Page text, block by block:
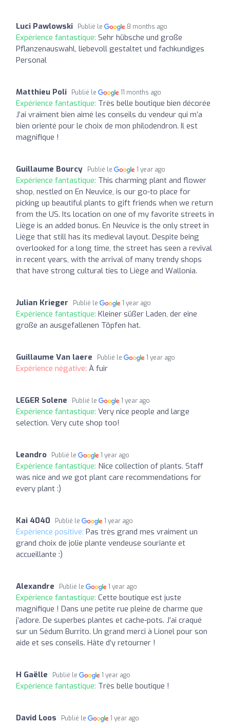
Luci Pawlowski Publié le 8 months ago
Expérience fantastique: Sehr hübsche und große
Pflanzenauswahl, liebevoll gestaltet und fachkundiges
Personal
Matthieu Poli Publié le 11 months ago
Expérience fantastique: Très belle boutique bien décorée
J’ai vraiment bien aimé les conseils du vendeur qui m’a
bien orienté pour le choix de mon philodendron. Il est
magnifique !
Guillaume Bourcy Publié le 1 year ago
Expérience fantastique: This charming plant and flower
shop, nestled on En Neuvice, is our go-to place for
picking up beautiful plants to gift friends when we return
from the US. Its location on one of my favorite streets in
Liège is an added bonus. En Neuvice is the only street in
Liège that still has its medieval layout. Despite being
overlooked for a long time, the street has seen a revival
in recent years, with the arrival of many trendy shops
that have strong cultural ties to Liège and Wallonia.
Julian Krieger Publié le 1 year ago
Expérience fantastique: Kleiner süßer Laden, der eine
große an ausgefallenen Töpfen hat.
Guillaume Van laere Publié le 1 year ago
Expérience négative: À fuir
LEGER Solene Publié le 1 year ago
Expérience fantastique: Very nice people and large
selection. Very cute shop too!
Leandro Publié le 1 year ago
Expérience fantastique: Nice collection of plants. Staff
was nice and we got plant care recommendations for
every plant :)
Kai 4040 Publié le 1 year ago
Expérience positive: Pas très grand mes vraiment un
grand choix de jolie plante vendeuse souriante et
accueillante :)
Alexandre Publié le 1 year ago
Expérience fantastique: Cette boutique est juste
magnifique ! Dans une petite rue pleine de charme que
j’adore. De superbes plantes et cache-pots. J’ai craqué
sur un Sédum Burrito. Un grand merci à Lionel pour son
aide et ses conseils. Hâte d’y retourner !
H Gaëlle Publié le 1 year ago
Expérience fantastique: Très belle boutique !
David Loos Publié le 1 year ago